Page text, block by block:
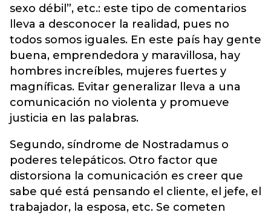
sexo débil”, etc.: este tipo de comentarios
lleva a desconocer la realidad, pues no
todos somos iguales. En este país hay gente
buena, emprendedora y maravillosa, hay
hombres increíbles, mujeres fuertes y
magníficas. Evitar generalizar lleva a una
comunicación no violenta y promueve
justicia en las palabras.
Segundo, síndrome de Nostradamus o
poderes telepáticos. Otro factor que
distorsiona la comunicación es creer que
sabe qué está pensando el cliente, el jefe, el
trabajador, la esposa, etc. Se cometen